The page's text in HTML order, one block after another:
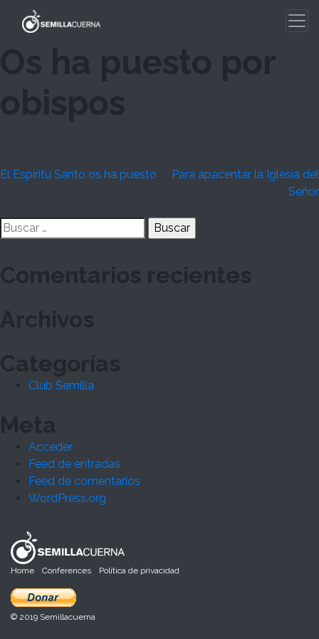
Os ha puesto por
obispos
Navegación
entradas
El Espíritu Santo os ha puesto
Para apacentar la Iglesia del
Señor
Buscar:
Comentarios recientes
Archivos
Categorías
Club Semilla
Meta
Acceder
Feed de entradas
Feed de comentarios
WordPress.org
Home Conferences Política de privacidad
© 2019 Semillacuerna